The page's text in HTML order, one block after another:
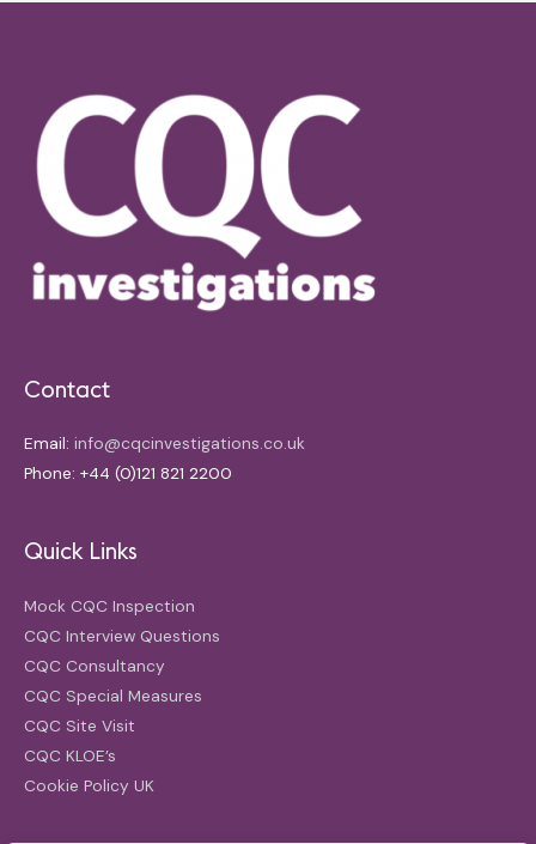
Contact
Email: info@cqcinvestigations.co.uk
Phone: +44 (0)121 821 2200
Quick Links
Mock CQC Inspection
CQC Interview Questions
CQC Consultancy
CQC Special Measures
CQC Site Visit
CQC KLOE’s
Cookie Policy UK